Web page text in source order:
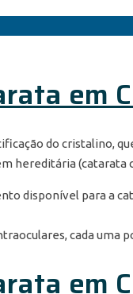
em
do cristalino,
hereditária (catarata
disponível para a
cada uma
em